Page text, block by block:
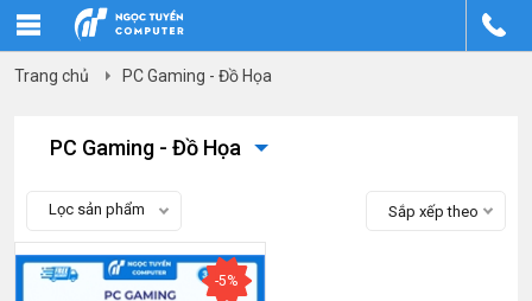
Trang chủ PC Gaming - Đồ Họa
PC Gaming - Đồ Họa
Lọc sản phẩm Sắp xếp theo
-5%